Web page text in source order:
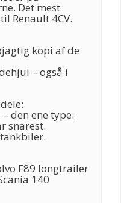
Det mest
Renault 4CV.
kopi af de
– også i
den ene type.
snarest.
F89 longtrailer
140